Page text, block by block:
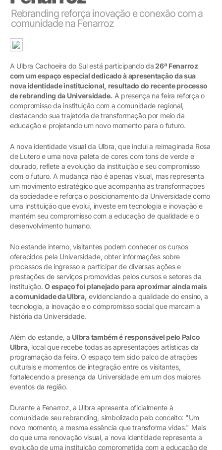
Rebranding reforça inovação e conexão com a
comunidade na Fenarroz
A Ulbra Cachoeira do Sul está participando da26ª Fenarroz
com um espaço especial dedicado à apresentação da sua
nova identidade institucional, resultado do recente processo
de rebranding da Universidade. A presença na feira reforça o
compromisso da instituição com a comunidade regional,
destacando sua trajetória de transformação por meio da
educação e projetando um novo momento para o futuro.
A nova identidade visual da Ulbra, que inclui a reimaginada Rosa
de Lutero e uma nova paleta de cores com tons de verde e
dourado, reflete a evolução da instituição e seu compromisso
com o futuro. A mudança não é apenas visual, mas representa
um movimento estratégico que acompanha as transformações
da sociedade e reforça o posicionamento da Universidade como
uma instituição que evolui, investe em tecnologia e inovação e
mantém seu compromisso com a educação de qualidade e o
desenvolvimento humano.
No estande interno, visitantes podem conhecer os cursos
oferecidos pela Universidade, obter informações sobre
processos de ingresso e participar de diversas ações e
prestações de serviços promovidas pelos cursos e setores da
instituição.O espaço foi planejado para aproximar ainda mais
a comunidade da Ulbra, evidenciando a qualidade do ensino, a
tecnologia, a inovação e o compromisso social que marcam a
história da Universidade.
Além do estande, a Ulbra também é responsável pelo Palco
Ulbra, local que recebe todas as apresentações artísticas da
programação da feira. O espaço tem sido palco de atrações
culturais e momentos de integração entre os visitantes,
fortalecendo a presença da Universidade em um dos maiores
eventos da região.
Durante a Fenarroz, a Ulbra apresenta oficialmente à
comunidade seu rebranding, simbolizado pelo conceito: "Um
novo momento, a mesma essência que transforma vidas." Mais
do que uma renovação visual, a nova identidade representa a
evolução de uma instituição comprometida com a educação de